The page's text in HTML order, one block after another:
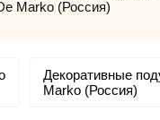
Marko (Россия)
Декоративные
Marko (Россия)